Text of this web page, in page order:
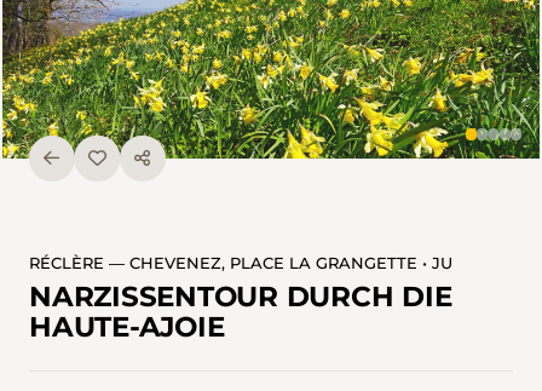
RÉCLÈRE — CHEVENEZ, PLACE LA GRANGETTE • JU
NARZISSENTOUR DURCH DIE
HAUTE-AJOIE